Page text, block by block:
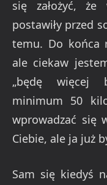
się założyć, że
postawiły przed
temu. Do końca
ale ciekaw
„będę więcej
minimum 50
wprowadzać się
Ciebie, ale ja już
Sam się kiedyś